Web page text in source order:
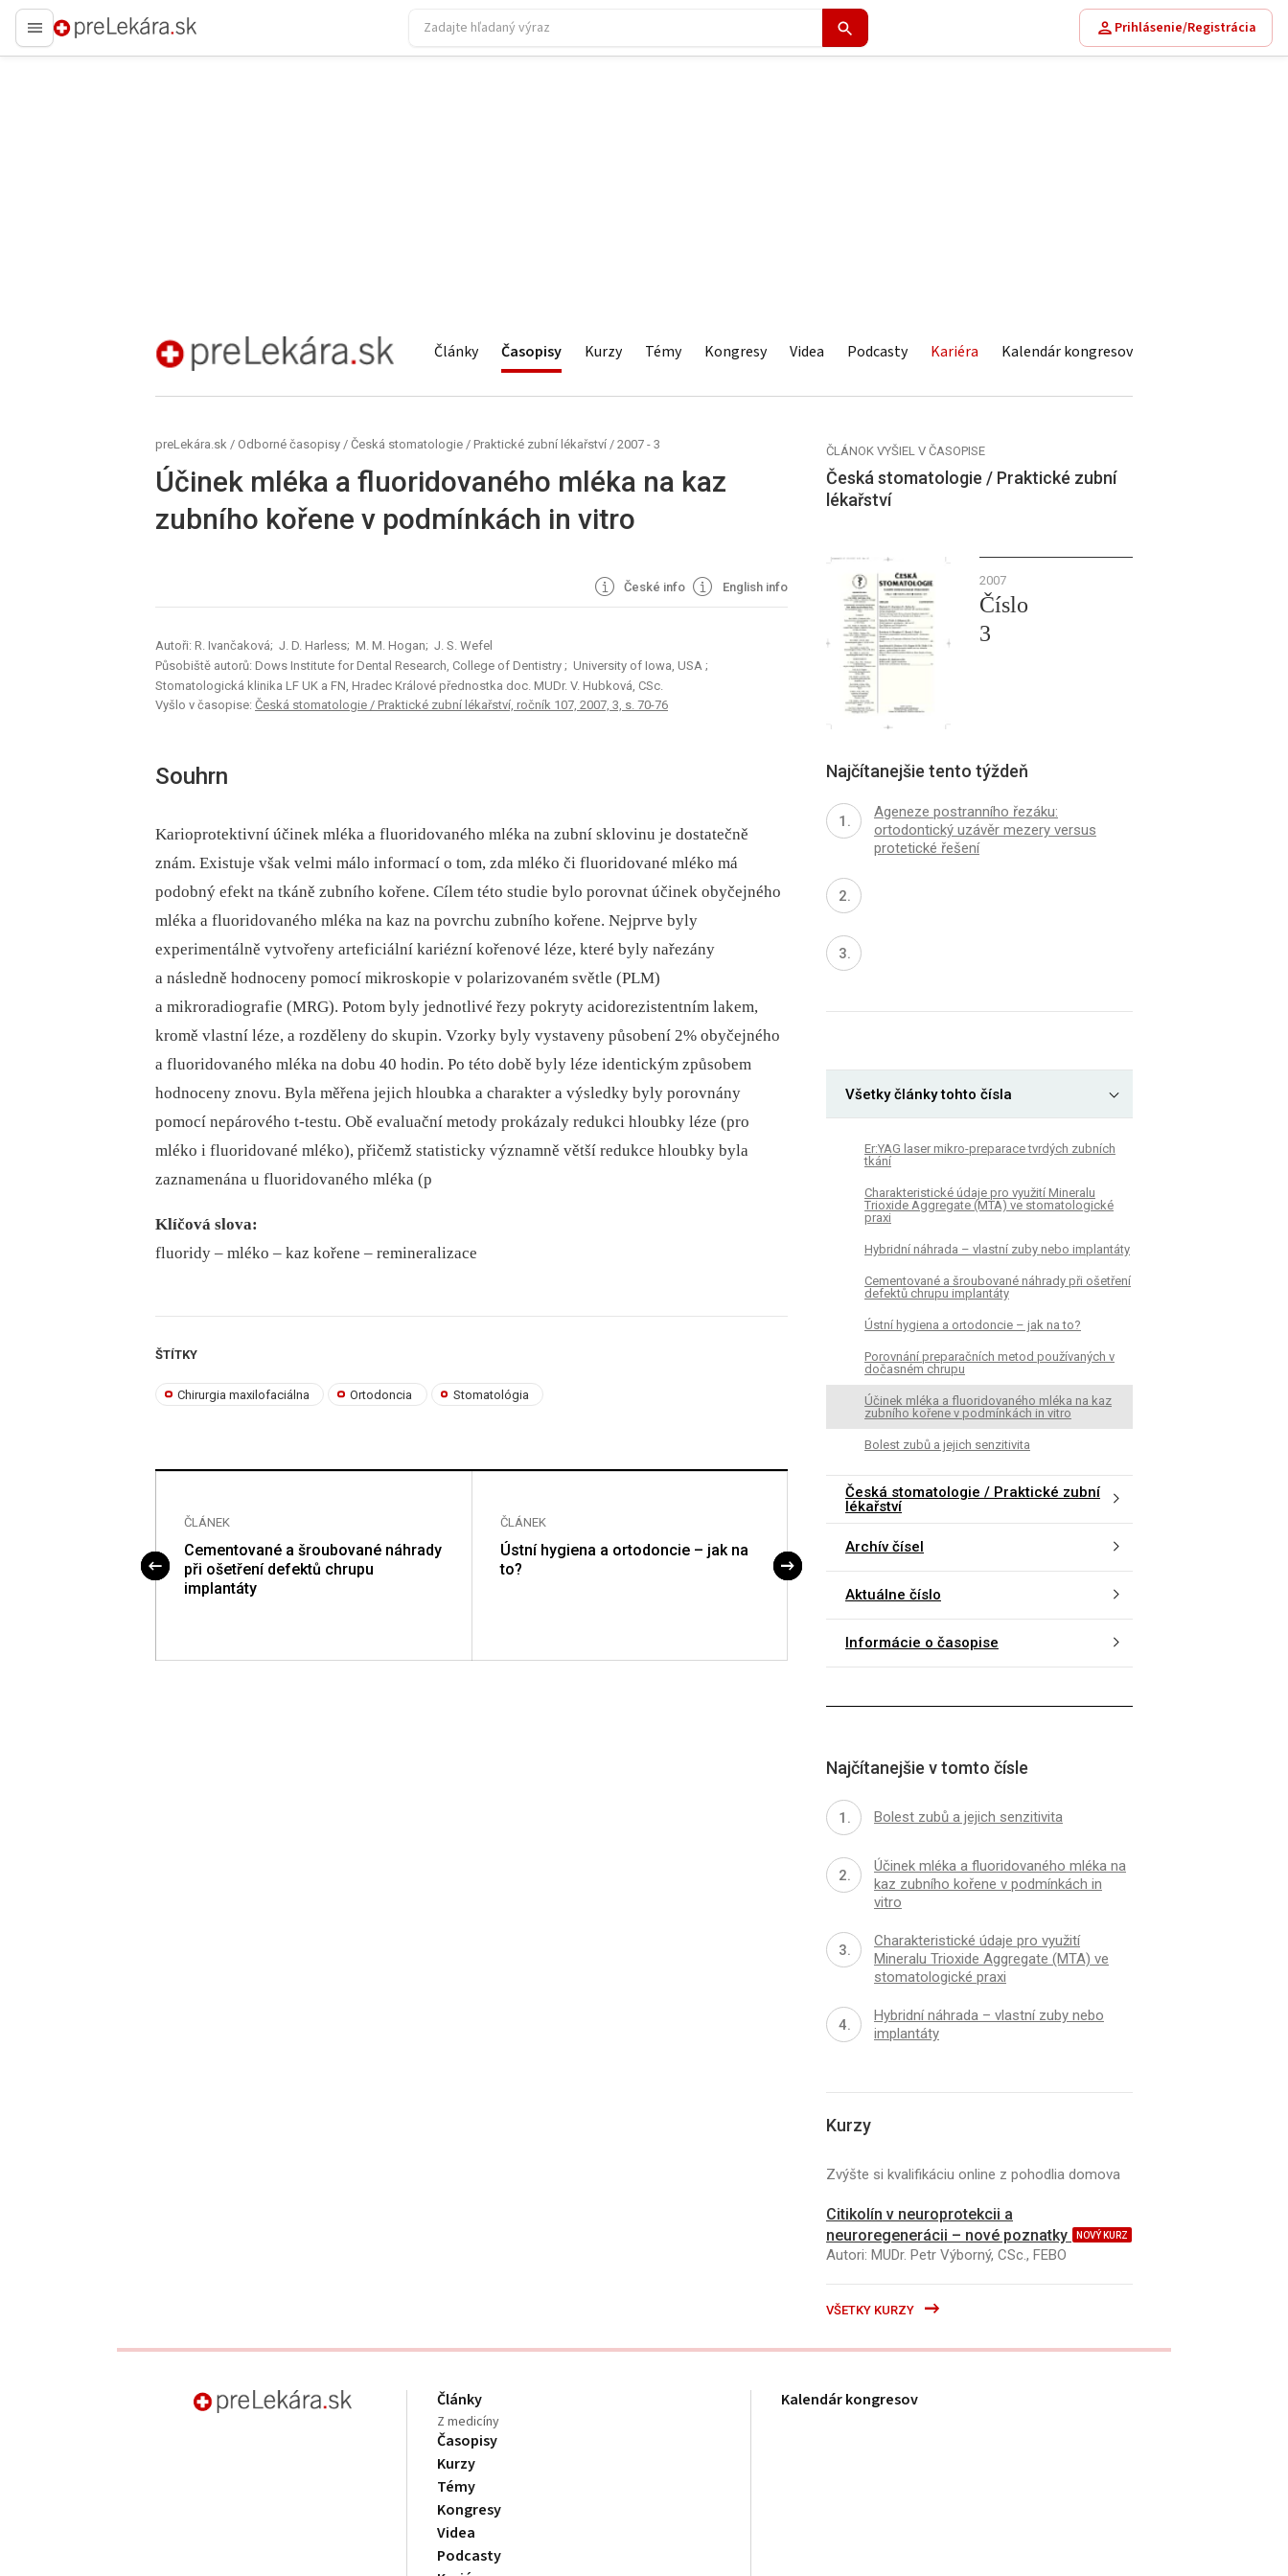
preLekára.sk
Prihlásenie/Registrácia
preLekára.sk Články Časopisy Kurzy Témy Kongresy Videa Podcasty Kariéra Kalendár kongresov
preLekára.sk / Odborné časopisy / Česká stomatologie / Praktické zubní lékařství / 2007 - 3
Účinek mléka a fluoridovaného mléka na kaz
zubního kořene v podmínkách in vitro
České info English info
Autoři: R. Ivančaková; J. D. Harless; M. M. Hogan; J. S. Wefel
Působiště autorů: Dows Institute for Dental Research, College of Dentistry ; University of Iowa, USA ;
Stomatologická klinika LF UK a FN, Hradec Králové přednostka doc. MUDr. V. Hubková, CSc.
Vyšlo v časopise: Česká stomatologie / Praktické zubní lékařství, ročník 107, 2007, 3, s. 70-76
Souhrn
Karioprotektivní účinek mléka a fluoridovaného mléka na zubní sklovinu je dostatečně
znám. Existuje však velmi málo informací o tom, zda mléko či fluoridované mléko má
podobný efekt na tkáně zubního kořene. Cílem této studie bylo porovnat účinek obyčejného
mléka a fluoridovaného mléka na kaz na povrchu zubního kořene. Nejprve byly
experimentálně vytvořeny arteficiální kariézní kořenové léze, které byly nařezány
a následně hodnoceny pomocí mikroskopie v polarizovaném světle (PLM)
a mikroradiografie (MRG). Potom byly jednotlivé řezy pokryty acidorezistentním lakem,
kromě vlastní léze, a rozděleny do skupin. Vzorky byly vystaveny působení 2% obyčejného
a fluoridovaného mléka na dobu 40 hodin. Po této době byly léze identickým způsobem
hodnoceny znovu. Byla měřena jejich hloubka a charakter a výsledky byly porovnány
pomocí nepárového t-testu. Obě evaluační metody prokázaly redukci hloubky léze (pro
mléko i fluoridované mléko), přičemž statisticky významně větší redukce hloubky byla
zaznamenána u fluoridovaného mléka (p
Klíčová slova:
fluoridy –⁠ mléko –⁠ kaz kořene –⁠ remineralizace
ŠTÍTKY
Chirurgia maxilofaciálna Ortodoncia Stomatológia
ČLÁNEK
Cementované a šroubované náhrady
při ošetření defektů chrupu
implantáty
ČLÁNEK
Ústní hygiena a ortodoncie – jak na
to?
ČLÁNEK
Porovnání preparačních metod
používaných v dočasném chrupu
ČLÁNOK VYŠIEL V ČASOPISE
Česká stomatologie / Praktické zubní
lékařství
2007
Číslo
3
Najčítanejšie tento týždeň
Ageneze postranního řezáku:
ortodontický uzávěr mezery versus
protetické řešení
Všetky články tohto čísla
Er:YAG laser mikro-preparace tvrdých zubních
tkání
Charakteristické údaje pro využití Mineralu
Trioxide Aggregate (MTA) ve stomatologické
praxi
Hybridní náhrada – vlastní zuby nebo implantáty
Cementované a šroubované náhrady při ošetření
defektů chrupu implantáty
Ústní hygiena a ortodoncie – jak na to?
Porovnání preparačních metod používaných v
dočasném chrupu
Účinek mléka a fluoridovaného mléka na kaz
zubního kořene v podmínkách in vitro
Bolest zubů a jejich senzitivita
Česká stomatologie / Praktické zubní
lékařství
Archív čísel
Aktuálne číslo
Informácie o časopise
Najčítanejšie v tomto čísle
Bolest zubů a jejich senzitivita
Účinek mléka a fluoridovaného mléka na
kaz zubního kořene v podmínkách in
vitro
Charakteristické údaje pro využití
Mineralu Trioxide Aggregate (MTA) ve
stomatologické praxi
Hybridní náhrada – vlastní zuby nebo
implantáty
Kurzy
Zvýšte si kvalifikáciu online z pohodlia domova
Citikolín v neuroprotekcii a
neuroregenerácii – nové poznatky
NOVÝ KURZ
Autori: MUDr. Petr Výborný, CSc., FEBO
VŠETKY KURZY
Články
Z medicíny
Časopisy
Kurzy
Témy
Kongresy
Videa
Podcasty
Kalendár kongresov